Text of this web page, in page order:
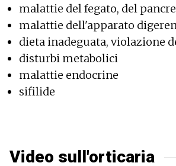
malattie del fegato, del
malattie dell'apparato
dieta inadeguata, violazione
disturbi metabolici
malattie endocrine
sifilide
Video sull'orticaria